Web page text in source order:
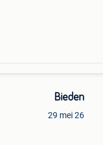
Bieden
29 mei 26